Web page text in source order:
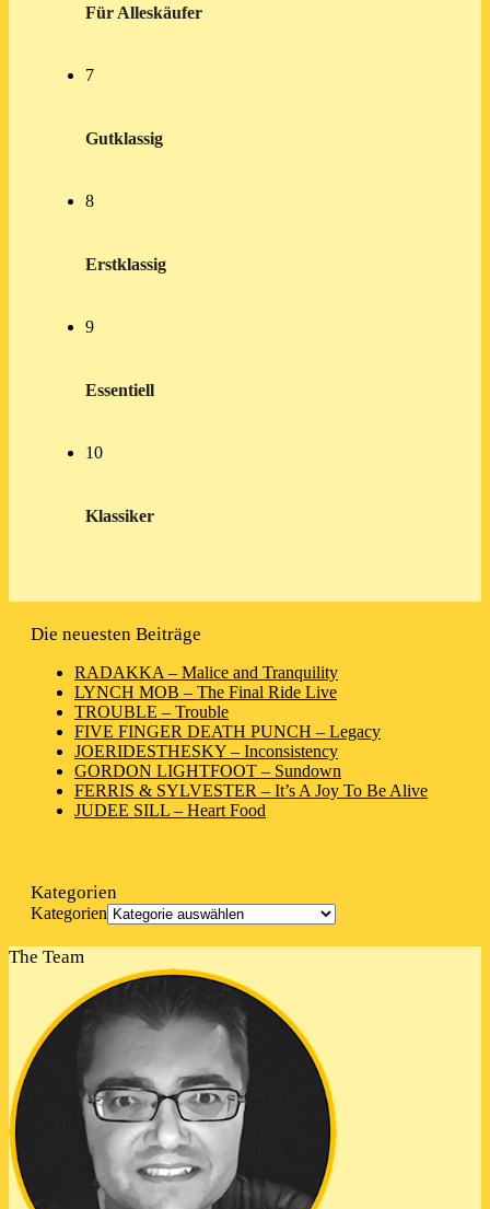
Für Alleskäufer
7
Gutklassig
8
Erstklassig
9
Essentiell
10
Klassiker
Die neuesten Beiträge
RADAKKA – Malice and Tranquility
LYNCH MOB – The Final Ride Live
TROUBLE – Trouble
FIVE FINGER DEATH PUNCH – Legacy
JOERIDESTHESKY – Inconsistency
GORDON LIGHTFOOT – Sundown
FERRIS & SYLVESTER – It’s A Joy To Be Alive
JUDEE SILL – Heart Food
Kategorien
Kategorien
The Team